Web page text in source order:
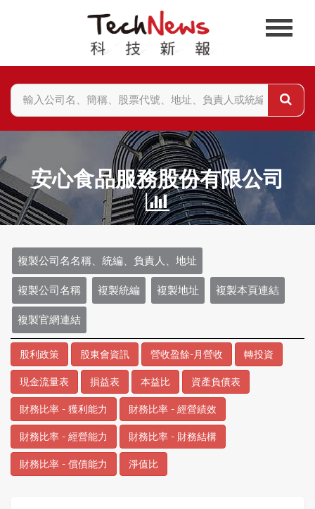
安心食品服務股份有限公司
複製公司名名稱、統編、負責人、地址
複製公司名稱 複製統編 複製地址 複製本頁連結
複製官網連結
股利政策 股東會資訊 營收盈餘-月營收 轉投資
現金流量表 損益表 本益比 資產負債表
財務比率 - 獲利能力 財務比率 - 經營績效
財務比率 - 經營能力 財務比率 - 財務結構
財務比率 - 償債能力 淨值比